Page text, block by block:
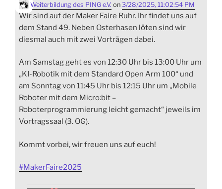
Weiterbildung des PING e.V. on 3/28/2025, 11:02:54 PM
Wir sind auf der Maker Faire Ruhr. Ihr findet uns auf
dem Stand 49. Neben Osterhasen löten sind wir
diesmal auch mit zwei Vorträgen dabei.
Am Samstag geht es von 12:30 Uhr bis 13:00 Uhr um
„KI-Robotik mit dem Standard Open Arm 100“ und
am Sonntag von 11:45 Uhr bis 12:15 Uhr um „Mobile
Roboter mit dem Micro:bit –
Roboterprogrammierung leicht gemacht“ jeweils im
Vortragssaal (3. OG).
Kommt vorbei, wir freuen uns auf euch!
#MakerFaire2025